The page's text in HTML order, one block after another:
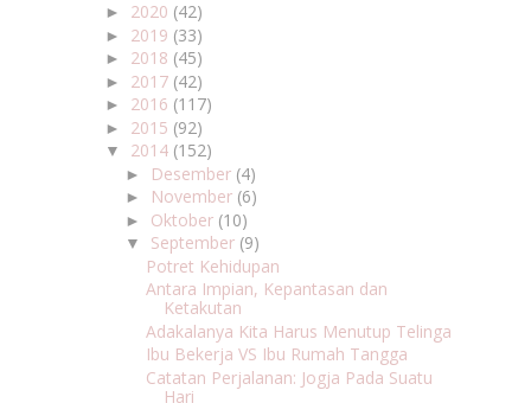
► 2020 (42)
► 2019 (33)
► 2018 (45)
► 2017 (42)
► 2016 (117)
► 2015 (92)
▼ 2014 (152)
► Desember (4)
► November (6)
► Oktober (10)
▼ September (9)
Potret Kehidupan
Antara Impian, Kepantasan dan
Ketakutan
Adakalanya Kita Harus Menutup Telinga
Ibu Bekerja VS Ibu Rumah Tangga
Catatan Perjalanan: Jogja Pada Suatu
Hari